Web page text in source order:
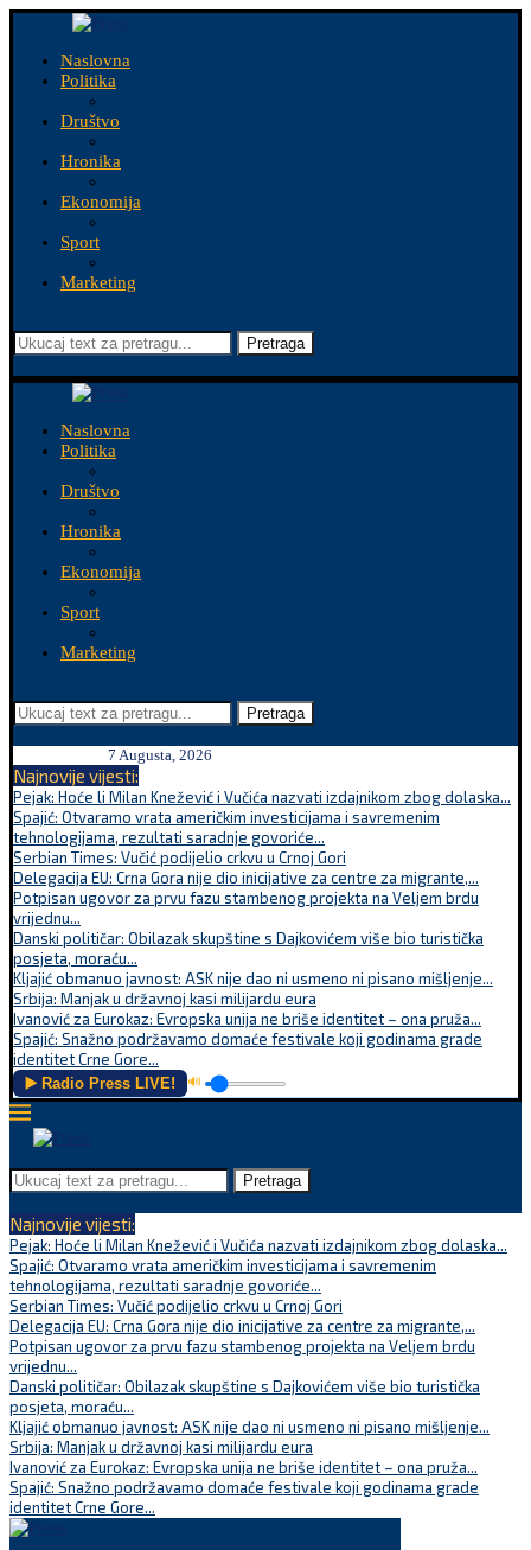
Naslovna
Politika
Društvo
Hronika
Ekonomija
Sport
Marketing
Pretraga
Naslovna
Politika
Društvo
Hronika
Ekonomija
Sport
Marketing
Pretraga
7 Augusta, 2026
Najnovije vijesti:
Pejak: Hoće li Milan Knežević i Vučića nazvati izdajnikom zbog dolaska...
Spajić: Otvaramo vrata američkim investicijama i savremenim
tehnologijama, rezultati saradnje govoriće...
Serbian Times: Vučić podijelio crkvu u Crnoj Gori
Delegacija EU: Crna Gora nije dio inicijative za centre za migrante,...
Potpisan ugovor za prvu fazu stambenog projekta na Veljem brdu
vrijednu...
Danski političar: Obilazak skupštine s Dajkovićem više bio turistička
posjeta, moraću...
Kljajić obmanuo javnost: ASK nije dao ni usmeno ni pisano mišljenje...
Srbija: Manjak u državnoj kasi milijardu eura
Ivanović za Eurokaz: Evropska unija ne briše identitet – ona pruža...
Spajić: Snažno podržavamo domaće festivale koji godinama grade
identitet Crne Gore...
▶️ Radio Press LIVE! 🔊
Pretraga
Najnovije vijesti:
Pejak: Hoće li Milan Knežević i Vučića nazvati izdajnikom zbog dolaska...
Spajić: Otvaramo vrata američkim investicijama i savremenim
tehnologijama, rezultati saradnje govoriće...
Serbian Times: Vučić podijelio crkvu u Crnoj Gori
Delegacija EU: Crna Gora nije dio inicijative za centre za migrante,...
Potpisan ugovor za prvu fazu stambenog projekta na Veljem brdu
vrijednu...
Danski političar: Obilazak skupštine s Dajkovićem više bio turistička
posjeta, moraću...
Kljajić obmanuo javnost: ASK nije dao ni usmeno ni pisano mišljenje...
Srbija: Manjak u državnoj kasi milijardu eura
Ivanović za Eurokaz: Evropska unija ne briše identitet – ona pruža...
Spajić: Snažno podržavamo domaće festivale koji godinama grade
identitet Crne Gore...